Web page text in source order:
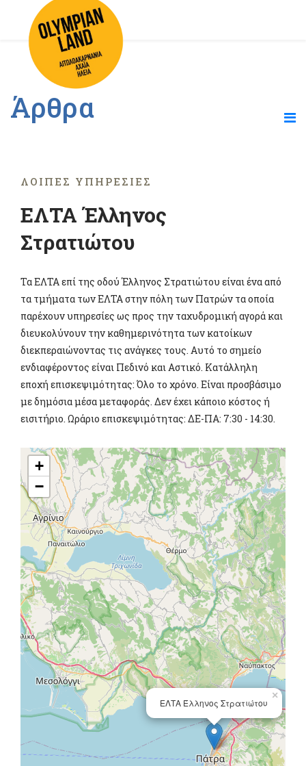
Άρθρα
ΛΟΙΠΈΣ ΥΠΗΡΕΣΊΕΣ
ΕΛΤΑ Έλληνος
Στρατιώτου
Τα ΕΛΤΑ επί της οδού Έλληνος Στρατιώτου είναι ένα από
τα τμήματα των ΕΛΤΑ στην πόλη των Πατρών τα οποία
παρέχουν υπηρεσίες ως προς την ταχυδρομική αγορά και
διευκολύνουν την καθημερινότητα των κατοίκων
διεκπεραιώνοντας τις ανάγκες τους. Αυτό το σημείο
ενδιαφέροντος είναι Πεδινό και Αστικό. Κατάλληλη
εποχή επισκεψιμότητας: Όλο το χρόνο. Είναι προσβάσιμο
με δημόσια μέσα μεταφοράς. Δεν έχει κάποιο κόστος ή
εισιτήριο. Ωράριο επισκεψιμότητας: ΔΕ-ΠΑ: 7:30 - 14:30.
ΕΛΤΑ Έλληνος Στρατιώτου
×
+
−